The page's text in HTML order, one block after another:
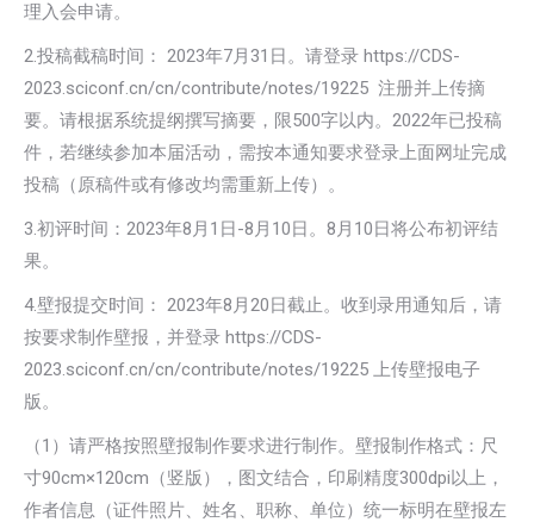
理入会申请。
2.投稿截稿时间： 2023年7月31日。请登录 https://CDS-
2023.sciconf.cn/cn/contribute/notes/19225 注册并上传摘
要。请根据系统提纲撰写摘要，限500字以内。2022年已投稿
件，若继续参加本届活动，需按本通知要求登录上面网址完成
投稿（原稿件或有修改均需重新上传）。
3.初评时间：2023年8月1日-8月10日。8月10日将公布初评结
果。
4.壁报提交时间： 2023年8月20日截止。收到录用通知后，请
按要求制作壁报，并登录 https://CDS-
2023.sciconf.cn/cn/contribute/notes/19225 上传壁报电子
版。
（1）请严格按照壁报制作要求进行制作。壁报制作格式：尺
寸90cm×120cm（竖版），图文结合，印刷精度300dpi以上，
作者信息（证件照片、姓名、职称、单位）统一标明在壁报左